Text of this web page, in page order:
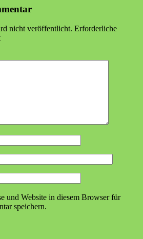
nicht veröffentlicht. Erforderliche
und Website in diesem Browser für
speichern.